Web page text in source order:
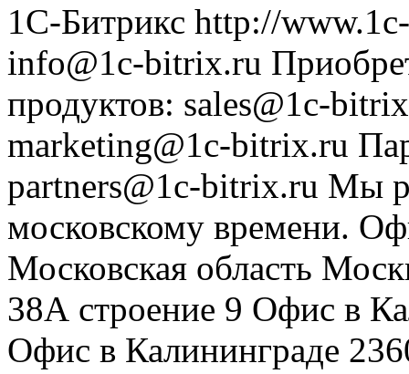
1С-Битрикс http://
info@1c-bitrix.ru
продуктов: sales@1c-
marketing@1c-bitrix.ru
partners@1c-bitrix.ru Мы
московскому времени.
Московская область
38А строение 9 Офис в
Офис в Калининграде